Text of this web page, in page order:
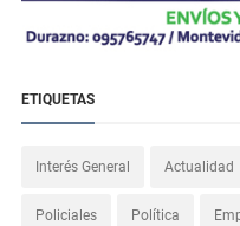
ETIQUETAS
Interés General Actualidad
Policiales Política